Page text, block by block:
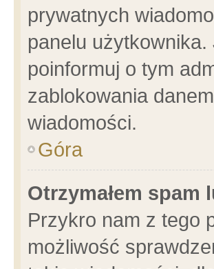
prywatnych
panelu
poinformuj o tym
zablokowania
wiadomości.
Góra
Otrzymałem
Przykro nam z tego
możliwość